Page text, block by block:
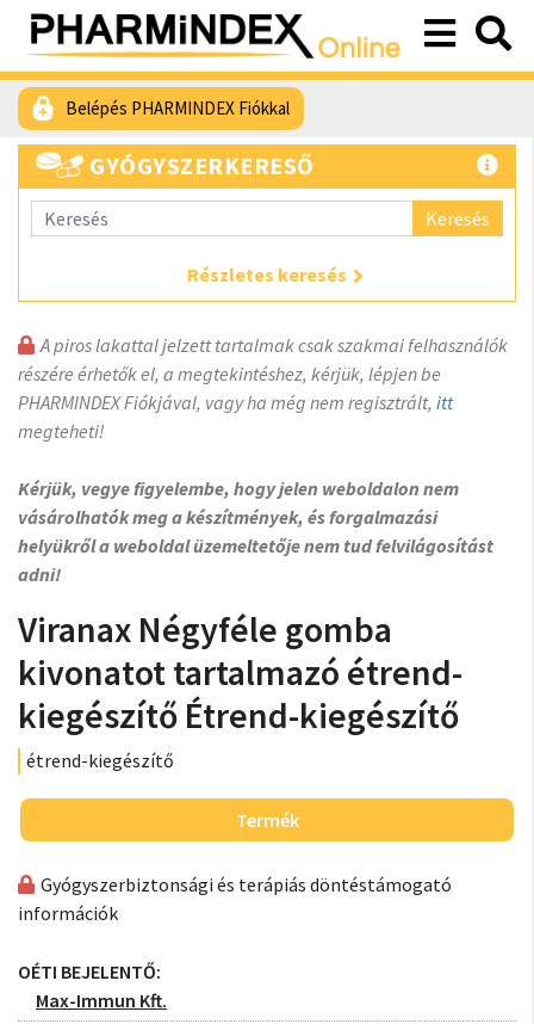
Belépés PHARMINDEX Fiókkal
GYÓGYSZERKERESŐ
Keresés
Részletes keresés
A piros lakattal jelzett tartalmak csak szakmai felhasználók
részére érhetők el, a megtekintéshez, kérjük, lépjen be
PHARMINDEX Fiókjával, vagy ha még nem regisztrált, itt
megteheti!
Kérjük, vegye figyelembe, hogy jelen weboldalon nem
vásárolhatók meg a készítmények, és forgalmazási
helyükről a weboldal üzemeltetője nem tud felvilágosítást
adni!
Viranax Négyféle gomba
kivonatot tartalmazó étrend-
kiegészítő Étrend-kiegészítő
étrend-kiegészítő
Termék
Gyógyszerbiztonsági és terápiás döntéstámogató
információk
OÉTI BEJELENTŐ:
Max-Immun Kft.